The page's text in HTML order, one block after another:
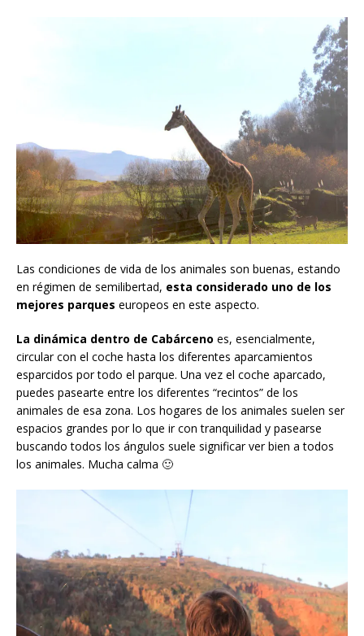
Las condiciones de vida de los animales son buenas, estando
en régimen de semilibertad, esta considerado uno de los
mejores parques europeos en este aspecto.
La dinámica dentro de Cabárceno es, esencialmente,
circular con el coche hasta los diferentes aparcamientos
esparcidos por todo el parque. Una vez el coche aparcado,
puedes pasearte entre los diferentes “recintos” de los
animales de esa zona. Los hogares de los animales suelen ser
espacios grandes por lo que ir con tranquilidad y pasearse
buscando todos los ángulos suele significar ver bien a todos
los animales. Mucha calma 🙂